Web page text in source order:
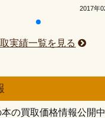
2017年
実績一覧を見る
の買取価格情報公開中